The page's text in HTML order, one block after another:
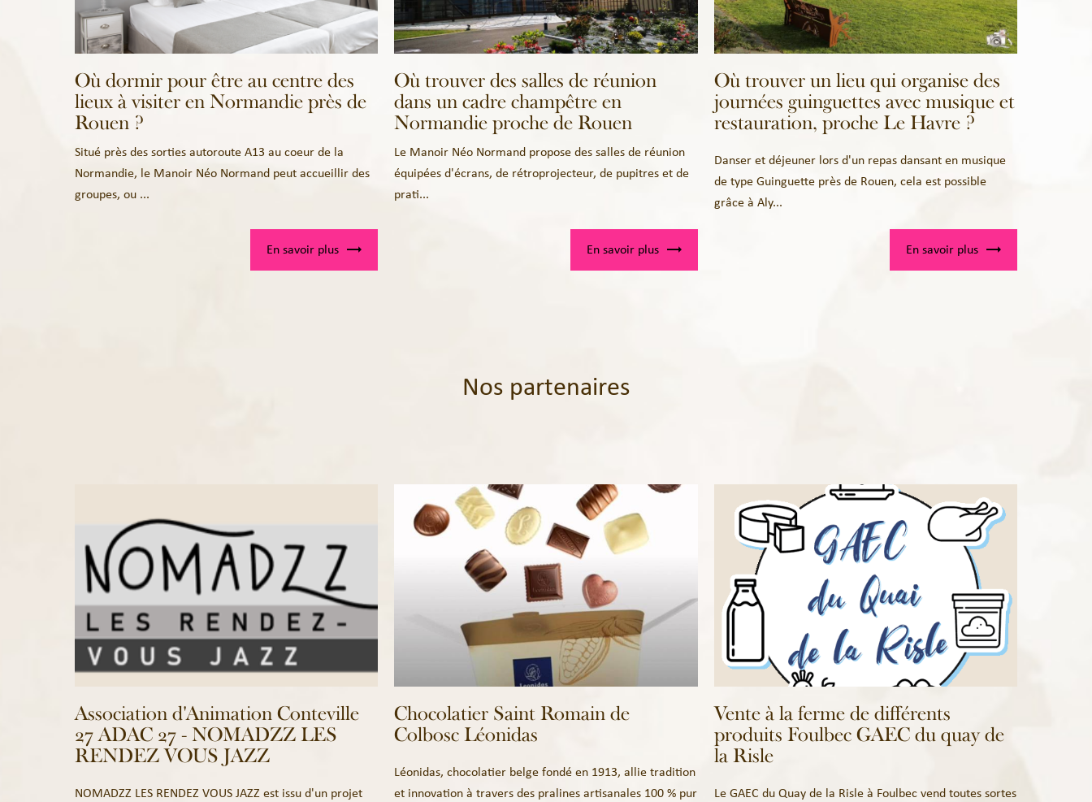
Où dormir pour être au centre des
lieux à visiter en Normandie près de
Rouen ?
Situé près des sorties autoroute A13 au coeur de la
Normandie, le Manoir Néo Normand peut accueillir des
groupes, ou ...
En savoir plus
Où trouver des salles de réunion
dans un cadre champêtre en
Normandie proche de Rouen
Le Manoir Néo Normand propose des salles de réunion
équipées d'écrans, de rétroprojecteur, de pupitres et de
prati...
En savoir plus
Où trouver un lieu qui organise des
journées guinguettes avec musique et
restauration, proche Le Havre ?
Danser et déjeuner lors d'un repas dansant en musique
de type Guinguette près de Rouen, cela est possible
grâce à Aly...
En savoir plus
Nos partenaires
Association d'Animation Conteville
27 ADAC 27 - NOMADZZ LES
RENDEZ VOUS JAZZ
NOMADZZ LES RENDEZ VOUS JAZZ est issu d'un projet
Chocolatier Saint Romain de
Colbosc Léonidas
Léonidas, chocolatier belge fondé en 1913, allie tradition
et innovation à travers des pralines artisanales 100 % pur
Vente à la ferme de différents
produits Foulbec GAEC du quay de
la Risle
Le GAEC du Quay de la Risle à Foulbec vend toutes sortes